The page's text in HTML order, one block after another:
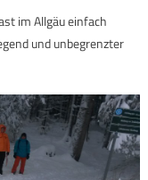
im Allgäu einfach
und unbegrenzter